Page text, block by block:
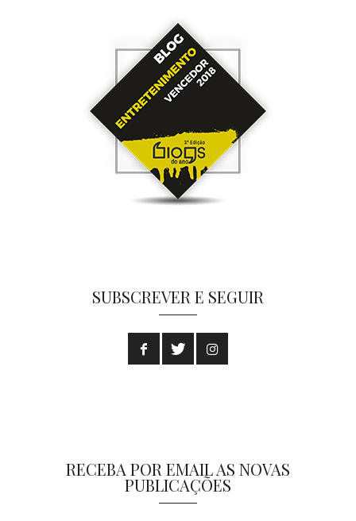
SUBSCREVER E SEGUIR
RECEBA POR EMAIL AS NOVAS
PUBLICAÇÕES